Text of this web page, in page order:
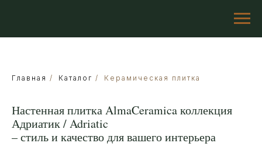
Главная / Каталог / Керамическая плитка
Настенная плитка AlmaCeramica коллекция
Адриатик / Adriatic
– стиль и качество для вашего интерьера